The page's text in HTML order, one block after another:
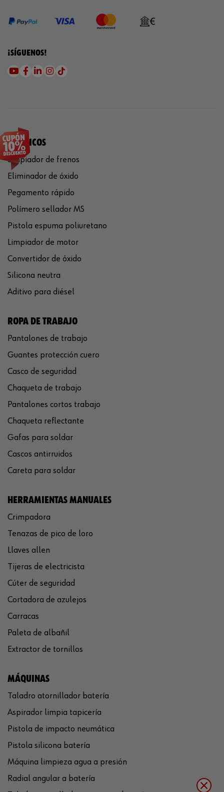
¡SÍGUENOS!
QUÍMICOS
Limpiador de frenos
Eliminador de óxido
Pegamento rápido
Polímero sellador MS
Pistola espuma poliuretano
Limpiador de motor
Convertidor de óxido
Silicona neutra
Aditivo para diésel
ROPA DE TRABAJO
Pantalones de trabajo
Guantes protección cuero
Casco de seguridad
Chaqueta de trabajo
Pantalones cortos trabajo
Chaqueta reflectante
Gafas para soldar
Cascos antirruidos
Careta para soldar
HERRAMIENTAS MANUALES
Crimpadora
Tenazas de pico de loro
Llaves allen
Tijeras de electricista
Cúter de seguridad
Cortadora de azulejos
Carracas
Paleta de albañil
Extractor de tornillos
MÁQUINAS
Taladro atornillador batería
Aspirador limpia tapicería
Pistola de impacto neumática
Pistola silicona batería
Máquina limpieza agua a presión
Radial angular a batería